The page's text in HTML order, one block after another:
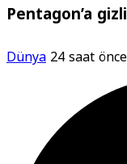
Pentagon’a
Dünya24 saat önce